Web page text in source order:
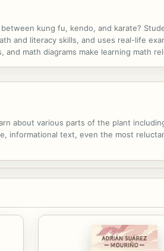
kung fu, kendo, and karate?
and literacy skills, and uses real-life
math diagrams make learning math
about various parts of the plant
informational text, even the most